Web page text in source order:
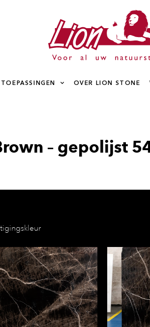
OVER LION STONE
– gepolijst